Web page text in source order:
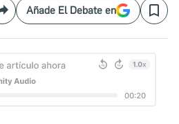
CompartirAñade El Debate en Save